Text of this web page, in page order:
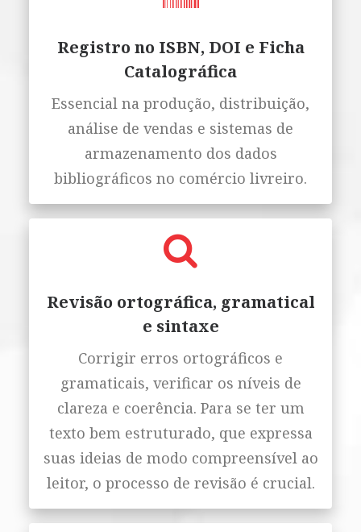
Registro no ISBN, DOI e Ficha
Catalográfica
Essencial na produção, distribuição,
análise de vendas e sistemas de
armazenamento dos dados
bibliográficos no comércio livreiro.
Revisão ortográfica, gramatical
e sintaxe
Corrigir erros ortográficos e
gramaticais, verificar os níveis de
clareza e coerência. Para se ter um
texto bem estruturado, que expressa
suas ideias de modo compreensível ao
leitor, o processo de revisão é crucial.